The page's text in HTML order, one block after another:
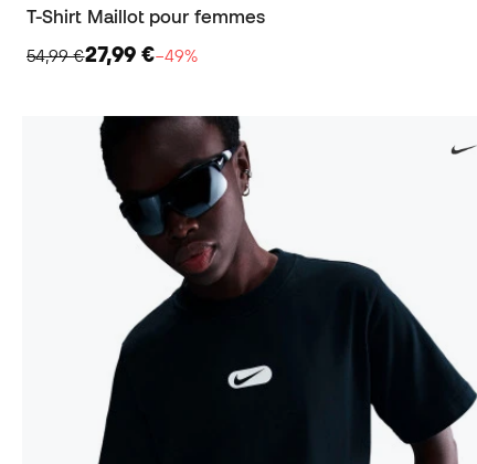
T-Shirt Maillot pour femmes
54,99 €27,99 €−49%